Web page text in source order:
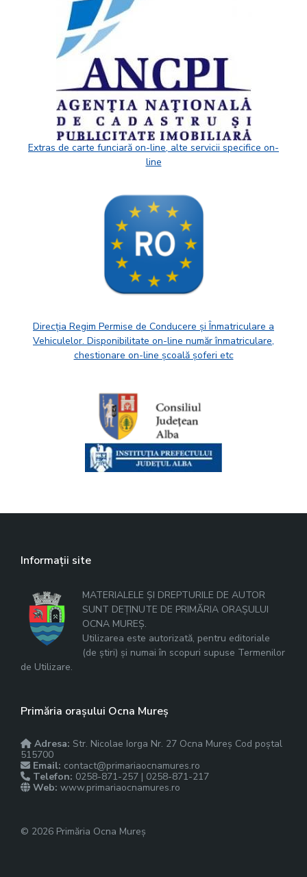
Extras de carte funciară on-line, alte servicii specifice on-
line
Direcția Regim Permise de Conducere și Înmatriculare a
Vehiculelor. Disponibilitate on-line număr înmatriculare,
chestionare on-line școală șoferi etc
Informații site
MATERIALELE ȘI DREPTURILE DE AUTOR
SUNT DEȚINUTE DE PRIMĂRIA ORAȘULUI
OCNA MUREȘ.
Utilizarea este autorizată, pentru editoriale
(de știri) și numai în scopuri supuse Termenilor
de Utilizare.
Primăria orașului Ocna Mureș
Adresa: Str. Nicolae Iorga Nr. 27 Ocna Mureș Cod poștal
515700
Email: contact@primariaocnamures.ro
Telefon: 0258-871-257 | 0258-871-217
Web: www.primariaocnamures.ro
© 2026 Primăria Ocna Mureș